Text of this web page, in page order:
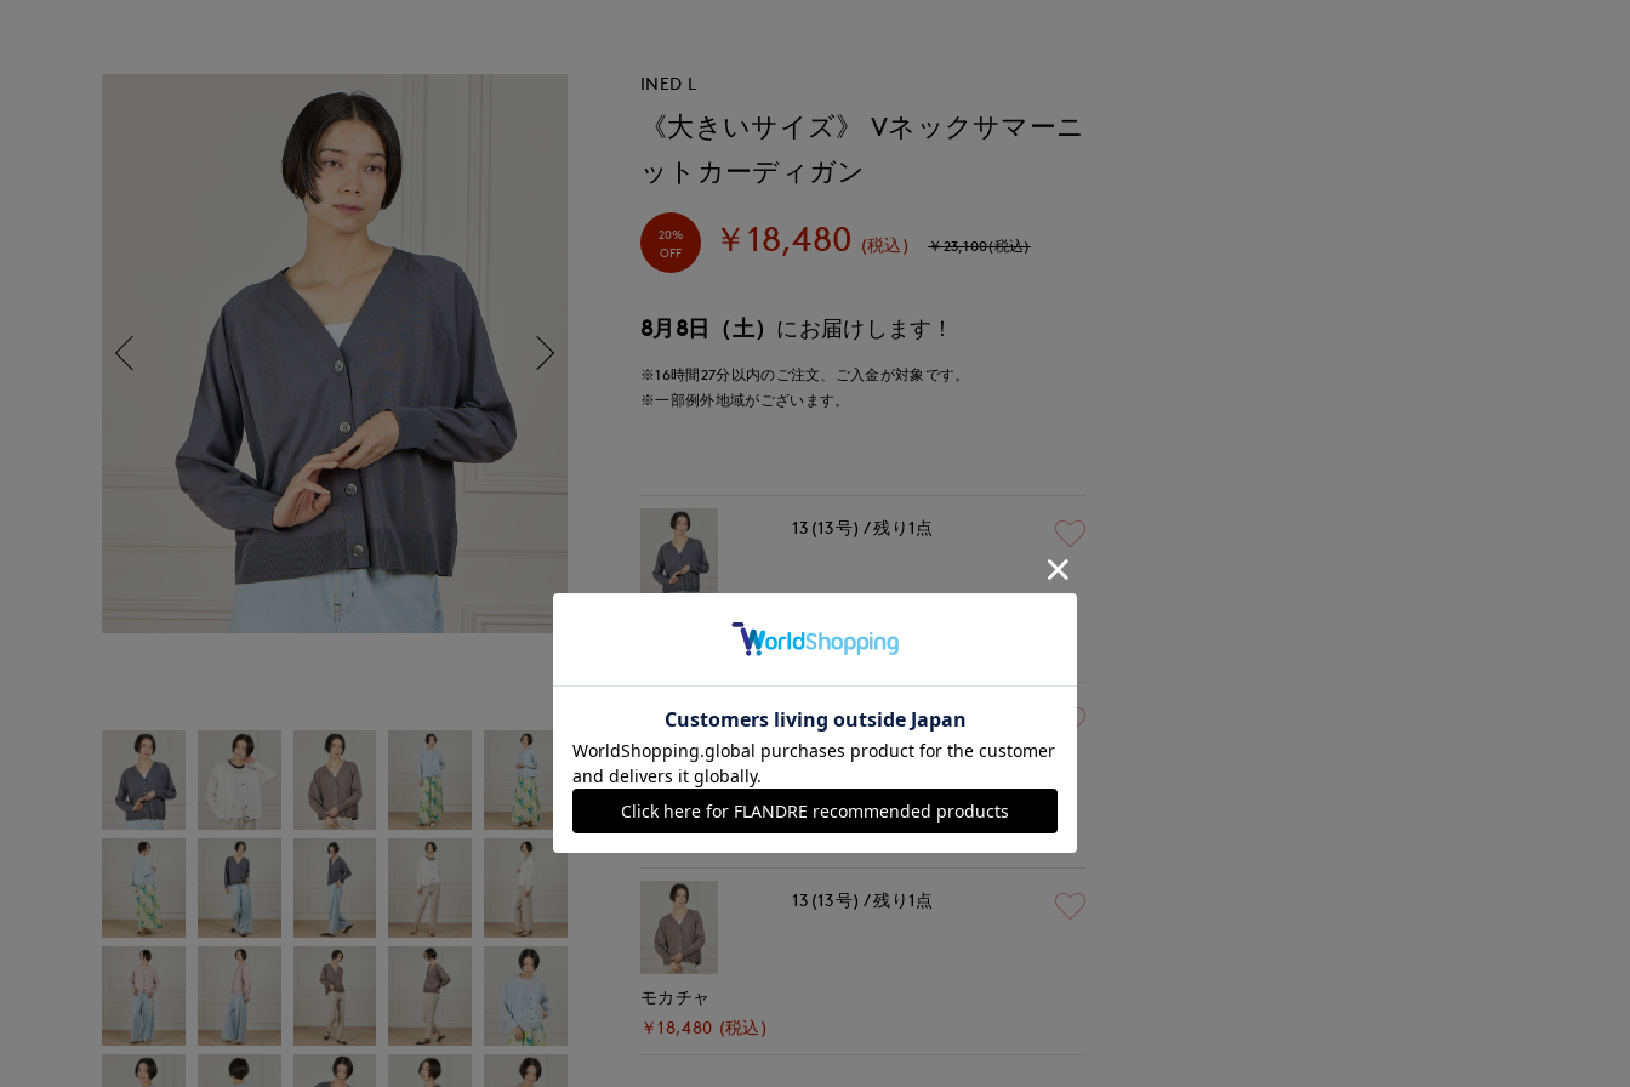
INED L
《大きいサイズ》 Vネックサマーニ
ットカーディガン
20%
OFF
￥18,480 (税込) ￥23,100(税込)
8月8日（土） にお届けします！
※16時間27分以内のご注文、ご入金が対象です。
※一部例外地域がございます。
チャコールグレー
￥18,480 (税込)
13(13号) 残り1点
オフホワイト
￥18,480 (税込)
13(13号) 残り1点
モカチャ
￥18,480 (税込)
13(13号) 残り1点